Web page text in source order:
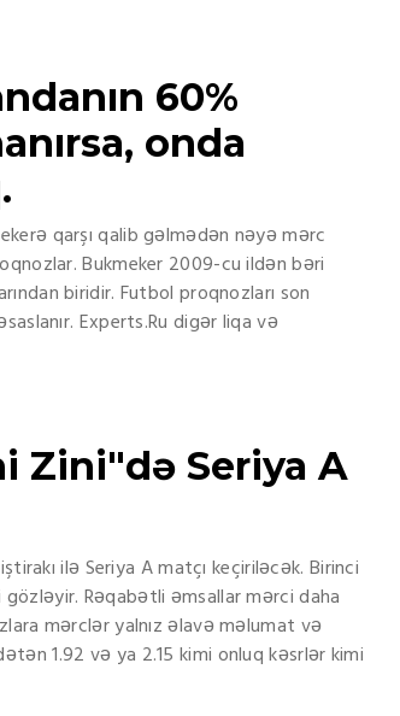
60%
onda
qarşı qalib gəlmədən nəyə mərc
Bukmeker 2009-cu ildən bəri
biridir. Futbol proqnozları son
Experts.Ru digər liqa və
Zini"də Seriya A
ilə Seriya A matçı keçiriləcək. Birinci
Rəqabətli əmsallar mərci daha
mərclər yalnız əlavə məlumat və
1.92 və ya 2.15 kimi onluq kəsrlər kimi